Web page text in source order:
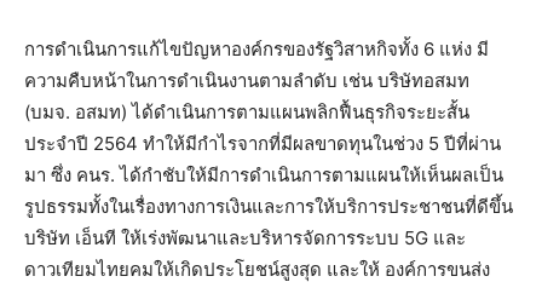
การดำเนินการแก้ไขปัญหาองค์กรของรัฐวิสาหกิจทั้ง 6 แห่ง มี
ความคืบหน้าในการดำเนินงานตามลำดับ เช่น บริษัทอสมท
(บมจ. อสมท) ได้ดำเนินการตามแผนพลิกฟื้นธุรกิจระยะสั้น
ประจำปี 2564 ทำให้มีกำไรจากที่มีผลขาดทุนในช่วง 5 ปีที่ผ่าน
มา ซึ่ง คนร. ได้กำชับให้มีการดำเนินการตามแผนให้เห็นผลเป็น
รูปธรรมทั้งในเรื่องทางการเงินและการให้บริการประชาชนที่ดีขึ้น
บริษัท เอ็นที ให้เร่งพัฒนาและบริหารจัดการระบบ 5G และ
ดาวเทียมไทยคมให้เกิดประโยชน์สูงสุด และให้ องค์การขนส่ง